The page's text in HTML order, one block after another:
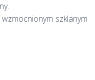
szklanym